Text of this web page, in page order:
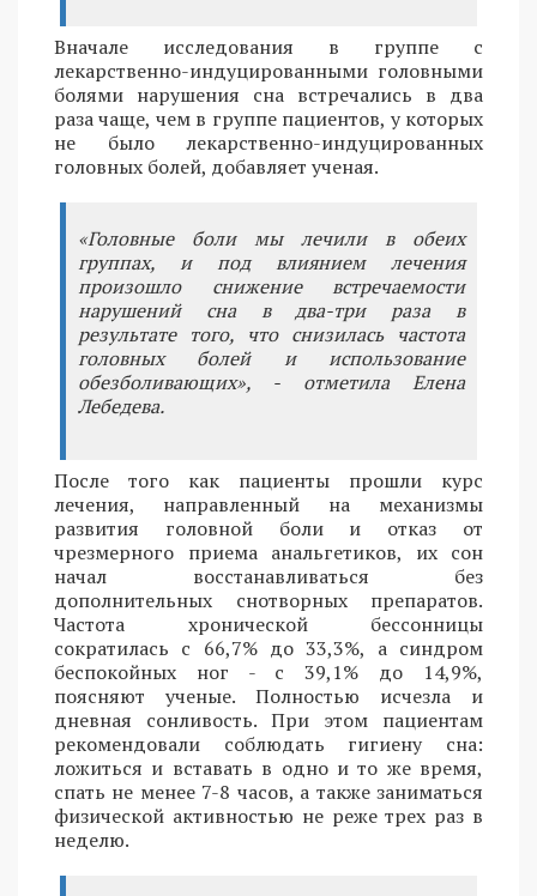
Вначале исследования в группе с
лекарственно-индуцированными головными
болями нарушения сна встречались в два
раза чаще, чем в группе пациентов, у которых
не было лекарственно-индуцированных
головных болей, добавляет ученая.
«Головные боли мы лечили в обеих
группах, и под влиянием лечения
произошло снижение встречаемости
нарушений сна в два-три раза в
результате того, что снизилась частота
головных болей и использование
обезболивающих», - отметила Елена
Лебедева.
После того как пациенты прошли курс
лечения, направленный на механизмы
развития головной боли и отказ от
чрезмерного приема анальгетиков, их сон
начал восстанавливаться без
дополнительных снотворных препаратов.
Частота хронической бессонницы
сократилась с 66,7% до 33,3%, а синдром
беспокойных ног - с 39,1% до 14,9%,
поясняют ученые. Полностью исчезла и
дневная сонливость. При этом пациентам
рекомендовали соблюдать гигиену сна:
ложиться и вставать в одно и то же время,
спать не менее 7-8 часов, а также заниматься
физической активностью не реже трех раз в
неделю.